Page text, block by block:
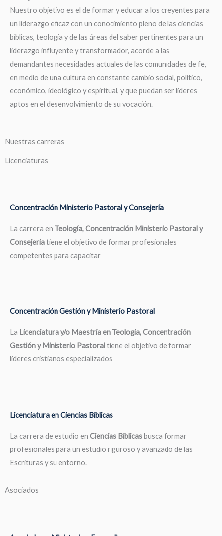
Nuestro objetivo es el de formar y educar a los creyentes para
un liderazgo eficaz con un conocimiento pleno de las ciencias
bíblicas, teología y de las áreas del saber pertinentes para un
liderazgo influyente y transformador, acorde a las
demandantes necesidades actuales de las comunidades de fe,
en medio de una cultura en constante cambio social, político,
económico, ideológico y espiritual, y que puedan ser líderes
aptos en el desenvolvimiento de su vocación.
Nuestras carreras
Licenciaturas
Concentración Ministerio Pastoral y Consejería
La carrera en Teología, Concentración Ministerio Pastoral y
Consejeríatiene el objetivo de formar profesionales
competentes para capacitar
Concentración Gestión y Ministerio Pastoral
La Licenciatura y/o Maestría en Teología, Concentración
Gestión y Ministerio Pastoraltiene el objetivo de formar
líderes cristianos especializados
Licenciatura en Ciencias Bíblicas
La carrera de estudio en Ciencias Bíblicasbusca formar
profesionales para un estudio riguroso y avanzado de las
Escrituras y su entorno.
Asociados